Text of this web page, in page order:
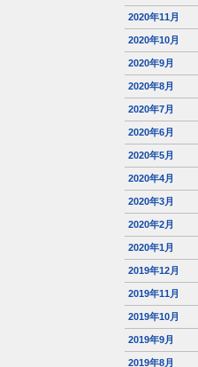
2020年11月
2020年10月
2020年9月
2020年8月
2020年7月
2020年6月
2020年5月
2020年4月
2020年3月
2020年2月
2020年1月
2019年12月
2019年11月
2019年10月
2019年9月
2019年8月